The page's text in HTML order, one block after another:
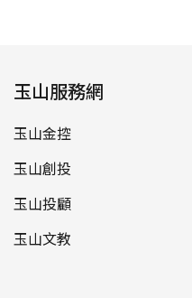
玉山服務網
玉山金控
玉山創投
玉山投顧
玉山文教